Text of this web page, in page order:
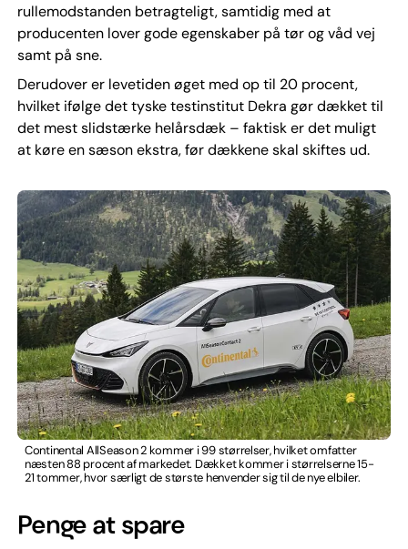
rullemodstanden betragteligt, samtidig med at
producenten lover gode egenskaber på tør og våd vej
samt på sne.
Derudover er levetiden øget med op til 20 procent,
hvilket ifølge det tyske testinstitut Dekra gør dækket til
det mest slidstærke helårsdæk – faktisk er det muligt
at køre en sæson ekstra, før dækkene skal skiftes ud.
Continental AllSeason 2 kommer i 99 størrelser, hvilket omfatter
næsten 88 procent af markedet. Dækket kommer i størrelserne 15-
21 tommer, hvor særligt de største henvender sig til de nye elbiler.
Penge at spare